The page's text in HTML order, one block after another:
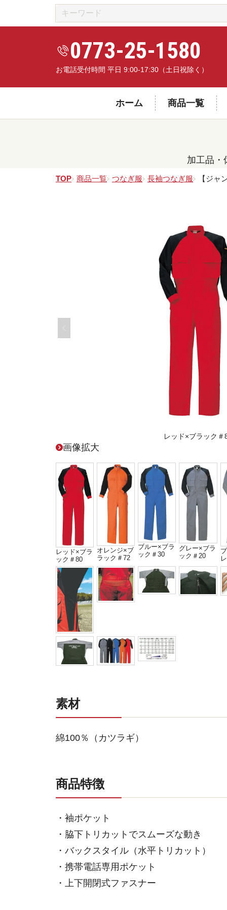
0773-25-1580
お電話受付時間 平日 9:00-17:30（土日祝除く）
ホーム 商品一覧
加工品・
TOP 商品一覧 つなぎ服 長袖つなぎ服 【ジャ
レッド×ブラック＃
画像拡大
レッド×ブラ
ック＃80
オレンジ×ブ
ラック＃72
ブルー×ブラ
ック＃30
グレー×ブラ
ック＃20
素材
綿100％（カツラギ）
商品特徴
・袖ポケット
・脇下トリカットでスムーズな動き
・バックスタイル（水平トリカット）
・携帯電話専用ポケット
・上下開閉式ファスナー